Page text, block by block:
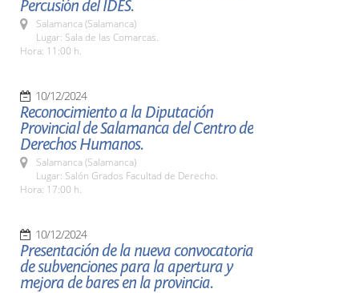
Percusión del IDES.
Salamanca (Salamanca)
Lugar: Sala de las Comarcas.
Hora: 11:00 h.
10/12/2024
Reconocimiento a la Diputación
Provincial de Salamanca del Centro de
Derechos Humanos.
Salamanca (Salamanca)
Lugar: Salón Grados Facultad de Derecho.
Hora: 17:00 h.
10/12/2024
Presentación de la nueva convocatoria
de subvenciones para la apertura y
mejora de bares en la provincia.